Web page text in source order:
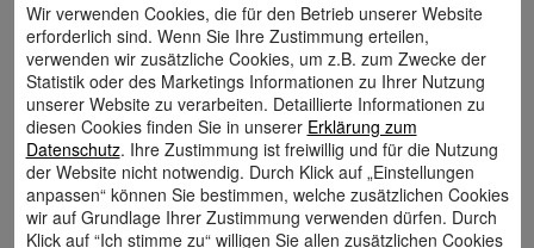
Systemen jederzeit aktuell und
nachvollziehbar.
Rechtssicher dokumentieren:Belege,
Buchungen und Zahlungsnachweise
werden GoBD-konform archiviert und
Wir verwenden Cookies, die für den Betrieb unserer Website
erforderlich sind. Wenn Sie Ihre Zustimmung erteilen,
verwenden wir zusätzliche Cookies, um z.B. zum Zwecke der
Statistik oder des Marketings Informationen zu Ihrer Nutzung
unserer Website zu verarbeiten. Detaillierte Informationen zu
diesen Cookies finden Sie in unserer Erklärung zum
Datenschutz. Ihre Zustimmung ist freiwillig und für die Nutzung
der Website nicht notwendig. Durch Klick auf „Einstellungen
anpassen“ können Sie bestimmen, welche zusätzlichen Cookies
wir auf Grundlage Ihrer Zustimmung verwenden dürfen. Durch
Klick auf “Ich stimme zu“ willigen Sie allen zusätzlichen Cookies